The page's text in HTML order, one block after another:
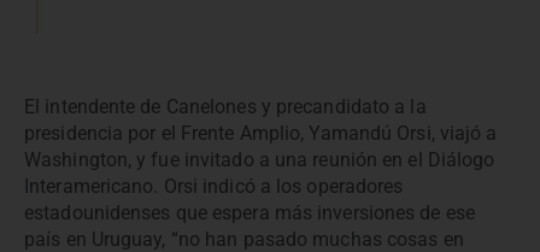
El intendente de Canelones y precandidato a la
presidencia por el Frente Amplio, Yamandú Orsi, viajó a
Washington, y fue invitado a una reunión en el Diálogo
Interamericano. Orsi indicó a los operadores
estadounidenses que espera más inversiones de ese
país en Uruguay, “no han pasado muchas cosas en